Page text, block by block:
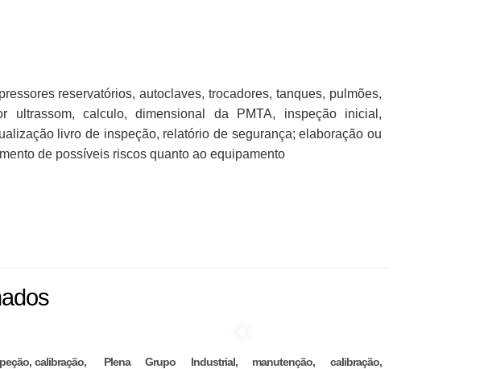
reservatórios, autoclaves, trocadores, tanques, pulmões,
ultrassom, calculo, dimensional da PMTA, inspeção inicial,
livro de inspeção, relatório de segurança; elaboração ou
de possíveis riscos quanto ao equipamento
calibração,
Plena Grupo Industrial, manutenção, calibração,